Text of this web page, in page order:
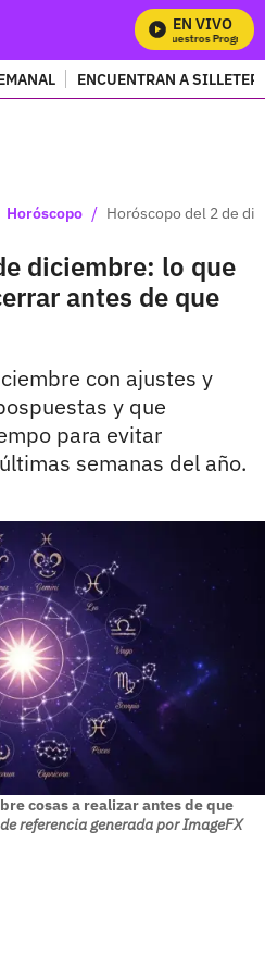
EN VIVO
Mira Todos Nuestros Programas
ENCUENTRAN A
Horóscopo / Horóscopo del 2 de
diciembre: lo que
antes de que
con ajustes y
y que
para evitar
semanas del año.
cosas a realizar antes de que
referencia generada por ImageFX